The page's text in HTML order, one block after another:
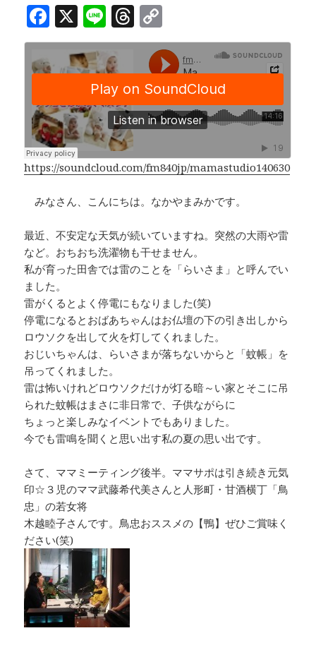
F
a
c
e
b
o
o
k
X Li
n
e
T
h
e
a
d
s
o
p
y
Li
n
k
https://soundcloud.com/fm840jp/mamastudio140630
みなさん、こんにちは。なかやまみかです。
最近、不安定な天気が続いていますね。突然の大雨や雷
など。おちおち洗濯物も干せません。
私が育った田舎では雷のことを「らいさま」と呼んでい
ました。
雷がくるとよく停電にもなりました(笑)
停電になるとおばあちゃんはお仏壇の下の引き出しから
ロウソクを出して火を灯してくれました。
おじいちゃんは、らいさまが落ちないからと「蚊帳」を
吊ってくれました。
雷は怖いけれどロウソクだけが灯る暗～い家とそこに吊
られた蚊帳はまさに非日常で、子供ながらに
ちょっと楽しみなイベントでもありました。
今でも雷鳴を聞くと思い出す私の夏の思い出です。
さて、ママミーティング後半。ママサポは引き続き元気
印☆３児のママ武藤希代美さんと人形町・甘酒横丁「鳥
忠」の若女将
木越睦子さんです。鳥忠おススメの【鴨】ぜひご賞味く
ださい(笑)